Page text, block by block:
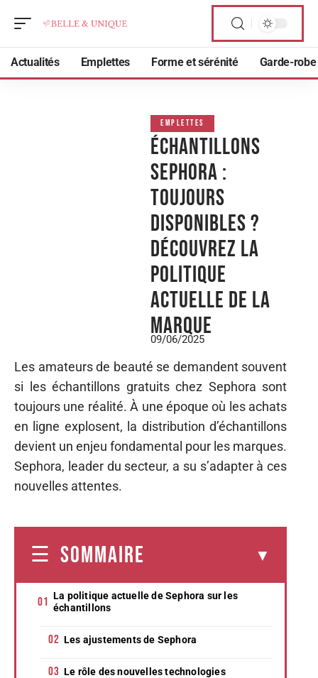
Actualités Emplettes Forme et sérénité Garde-robe
EMPLETTES
Échantillons
Sephora :
toujours
disponibles ?
Découvrez la
politique
actuelle de la
marque
09/06/2025
Les amateurs de beauté se demandent souvent
si les échantillons gratuits chez Sephora sont
toujours une réalité. À une époque où les achats
en ligne explosent, la distribution d’échantillons
devient un enjeu fondamental pour les marques.
Sephora, leader du secteur, a su s’adapter à ces
nouvelles attentes.
SOMMAIRE
La politique actuelle de Sephora sur les
échantillons
Les ajustements de Sephora
Le rôle des nouvelles technologies